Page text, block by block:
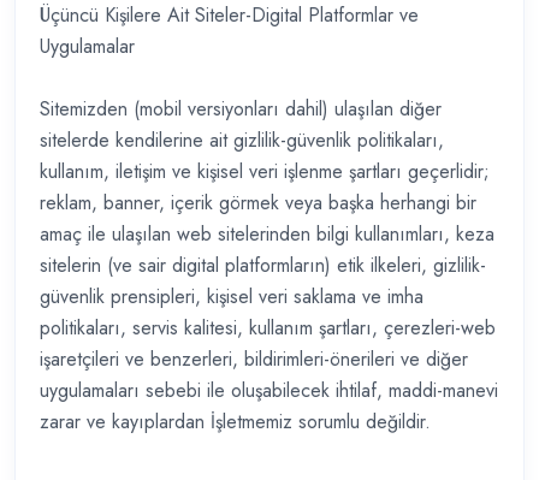
Üçüncü Kişilere Ait Siteler-Digital Platformlar ve
Uygulamalar
Sitemizden (mobil versiyonları dahil) ulaşılan diğer
sitelerde kendilerine ait gizlilik-güvenlik politikaları,
kullanım, iletişim ve kişisel veri işlenme şartları geçerlidir;
reklam, banner, içerik görmek veya başka herhangi bir
amaç ile ulaşılan web sitelerinden bilgi kullanımları, keza
sitelerin (ve sair digital platformların) etik ilkeleri, gizlilik-
güvenlik prensipleri, kişisel veri saklama ve imha
politikaları, servis kalitesi, kullanım şartları, çerezleri-web
işaretçileri ve benzerleri, bildirimleri-önerileri ve diğer
uygulamaları sebebi ile oluşabilecek ihtilaf, maddi-manevi
zarar ve kayıplardan İşletmemiz sorumlu değildir.